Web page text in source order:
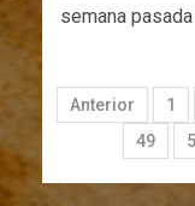
semana
Anterior 1
49